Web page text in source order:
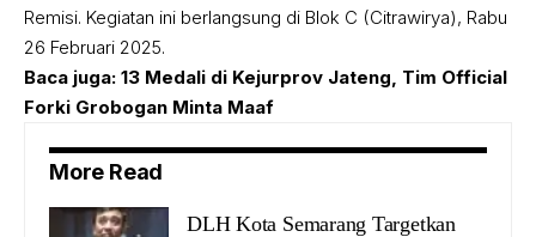
Remisi. Kegiatan ini berlangsung di Blok C (Citrawirya), Rabu
26 Februari 2025.
Baca juga: 13 Medali di Kejurprov Jateng, Tim Official
Forki Grobogan Minta Maaf
More Read
DLH Kota Semarang Targetkan